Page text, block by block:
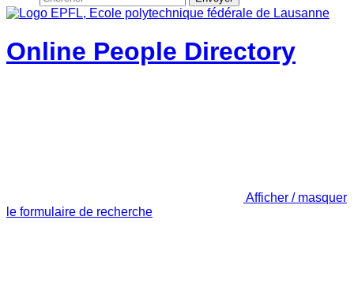
Online People Directory
Afficher / masquer
le formulaire de recherche